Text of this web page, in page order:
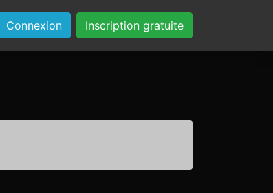
Connexion Inscription gratuite